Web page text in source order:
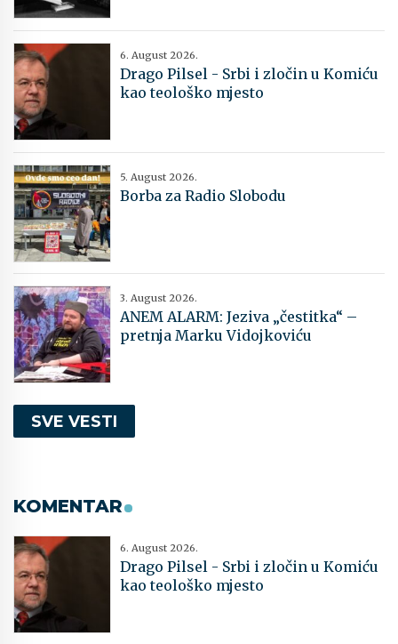
6. August 2026.
Drago Pilsel - Srbi i zločin u Komiću
kao teološko mjesto
5. August 2026.
Borba za Radio Slobodu
3. August 2026.
ANEM ALARM: Jeziva „čestitka“ –
pretnja Marku Vidojkoviću
SVE VESTI
KOMENTAR
6. August 2026.
Drago Pilsel - Srbi i zločin u Komiću
kao teološko mjesto